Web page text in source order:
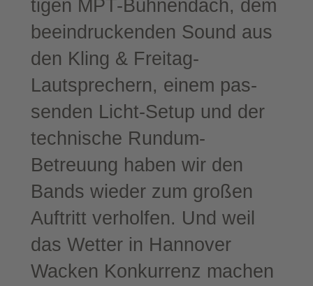
ti­gen MPT-​Bühnendach, dem
beein­dru­cken­den Sound aus
den Kling & Freitag-​
Lautsprechern, einem pas­
sen­den Licht-​Setup und der
tech­ni­sche Rundum-​
Betreuung haben wir den
Bands wie­der zum gro­ßen
Auf­tritt ver­hol­fen. Und weil
das Wet­ter in Han­no­ver
Wacken Kon­kur­renz machen